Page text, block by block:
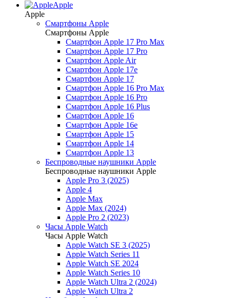
Apple
Apple
Смартфоны Apple
Смартфоны Apple
Смартфон Apple 17 Pro Max
Смартфон Apple 17 Pro
Смартфон Apple Air
Смартфон Apple 17e
Смартфон Apple 17
Смартфон Apple 16 Pro Max
Смартфон Apple 16 Pro
Смартфон Apple 16 Plus
Смартфон Apple 16
Смартфон Apple 16e
Смартфон Apple 15
Смартфон Apple 14
Смартфон Apple 13
Беспроводные наушники Apple
Беспроводные наушники Apple
Apple Pro 3 (2025)
Apple 4
Apple Max
Apple Max (2024)
Apple Pro 2 (2023)
Часы Apple Watch
Часы Apple Watch
Apple Watch SE 3 (2025)
Apple Watch Series 11
Apple Watch SE 2024
Apple Watch Series 10
Apple Watch Ultra 2 (2024)
Apple Watch Ultra 2